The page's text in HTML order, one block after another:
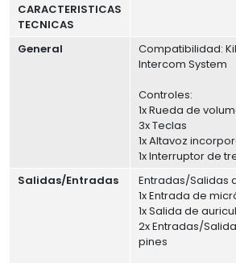
CARACTERISTICAS
TECNICAS
General
Compatibilidad:
Intercom System
Controles:
1x Rueda de
3x Teclas
1x Altavoz
1x Interruptor de
Salidas/Entradas
Entradas/Salidas
1x Entrada de
1x Salida de
2x Entradas/
pines